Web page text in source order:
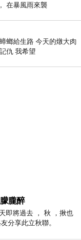
在暴風雨來襲
螂給生路 今天的燉大肉
仇 我希望
朧醉
即將過去 ， 秋 ，揪也
分享此立秋聯。